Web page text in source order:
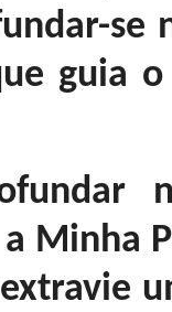
se
guia
Minha